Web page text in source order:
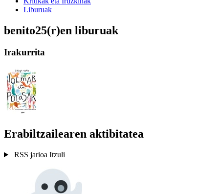
Liburuak
benito25(r)en liburuak
Irakurrita
Erabiltzailearen aktibitatea
RSS jarioa Itzuli